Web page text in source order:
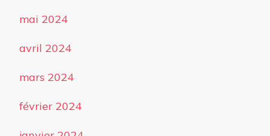
mai 2024
avril 2024
mars 2024
février 2024